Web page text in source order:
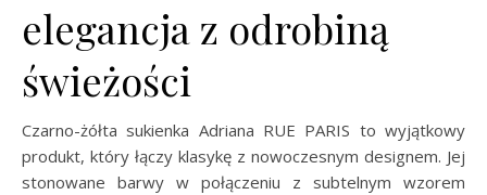
elegancja z odrobiną
świeżości
Czarno-żółta sukienka Adriana RUE PARIS to wyjątkowy
produkt, który łączy klasykę z nowoczesnym designem. Jej
stonowane barwy w połączeniu z subtelnym wzorem